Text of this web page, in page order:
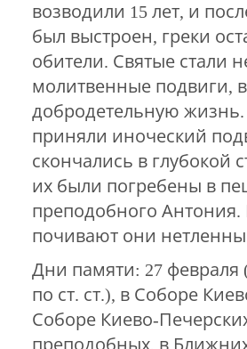
возводили 15 лет, и
был выстроен, греки
обители. Святые стали
молитвенные подвиги,
добродетельную жизнь.
приняли иноческий
скончались в глубокой
их были погребены в
преподобного Антония.
почивают они
Дни памяти: 27 февраля
по ст. ст.), в Соборе
Соборе Киево-
преподобных, в